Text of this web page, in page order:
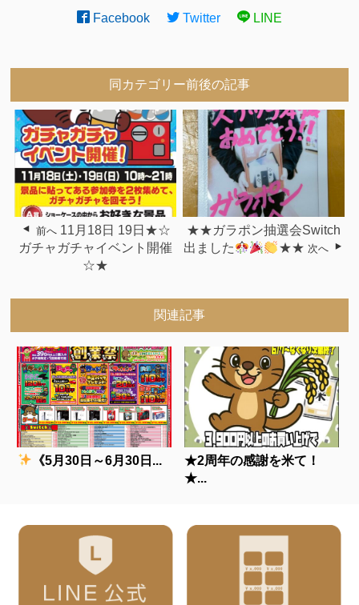
Facebook Twitter LINE
同カテゴリー前後の記事
前へ 11月18日 19日★☆
ガチャガチャイベント開催
☆★
★★ガラポン抽選会Switch
出ました
★★ 次へ
関連記事
《5月30日～6月30日...
★2周年の感謝を米て！
★...